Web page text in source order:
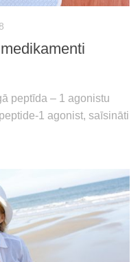
peptīda – 1 agonistu
1 agonist, saīsināti